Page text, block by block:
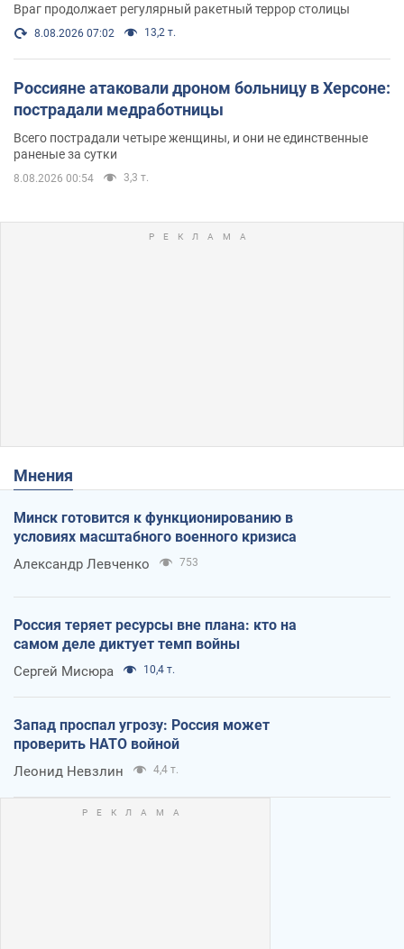
Враг продолжает регулярный ракетный террор столицы
8.08.2026 07:02 13,2 т.
Россияне атаковали дроном больницу в Херсоне:
пострадали медработницы
Всего пострадали четыре женщины, и они не единственные
раненые за сутки
8.08.2026 00:54 3,3 т.
Мнения
Минск готовится к функционированию в
условиях масштабного военного кризиса
Александр Левченко 753
Россия теряет ресурсы вне плана: кто на
самом деле диктует темп войны
Сергей Мисюра 10,4 т.
Запад проспал угрозу: Россия может
проверить НАТО войной
Леонид Невзлин 4,4 т.